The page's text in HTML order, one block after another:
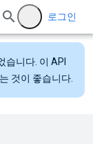
로그인
습니다. 이 API
것이 좋습니다.